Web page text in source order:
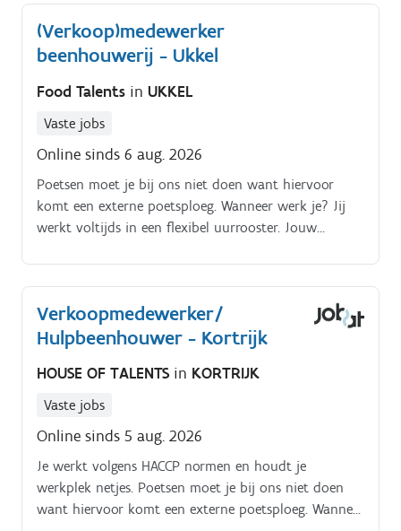
klaarzetten Kiezel & Grindboxen zuiver
houden;Wekelijks. Borstelen & onderhouden:
weegbrug, tankstation, parking vrachtwagens, zone
bestelwagen Signalisatielampen: controle batterijen,
staat lampen;Algemeen: Stofcontainers controleren,
poestmachine geregeld zuiver maken, onderhoud
machinepark, zeilen repareren, magazijn in orde
houden: overweg kunnen met een heftruck (attest is
een pluspunt) , uitlezen tacho's vrachtwagens.
(Verkoop)medewerker
beenhouwerij - Ukkel
Food Talents in UKKEL
Vaste jobs
Online sinds 6 aug. 2026
Poetsen moet je bij ons niet doen want hiervoor
komt een externe poetsploeg. Wanneer werk je? Jij
werkt voltijds in een flexibel uurrooster. Jouw
zondag ben je sowieso vrij!
Verkoopmedewerker/
Hulpbeenhouwer - Kortrijk
HOUSE OF TALENTS in KORTRIJK
Vaste jobs
Online sinds 5 aug. 2026
Je werkt volgens HACCP normen en houdt je
werkplek netjes. Poetsen moet je bij ons niet doen
want hiervoor komt een externe poetsploeg. Wanneer